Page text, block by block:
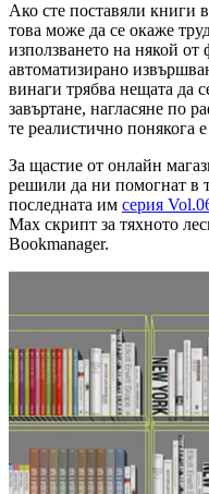
Ако сте поставяли книги
това може да се окаже
използването на някой
автоматизирано
винаги трябва нещата да
завъртане, нагласяне по
те реалистично понякога
За щастие от онлайн
решили да ни помогнат в
последната им серия
Max скрипт за тяхното
Bookmanager.